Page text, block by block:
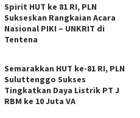
Spirit HUT ke 81 RI, PLN
Sukseskan Rangkaian Acara
Nasional PIKI – UNKRIT di
Tentena
Semarakkan HUT ke-81 RI, PLN
Suluttenggo Sukses
Tingkatkan Daya Listrik PT J
RBM ke 10 Juta VA